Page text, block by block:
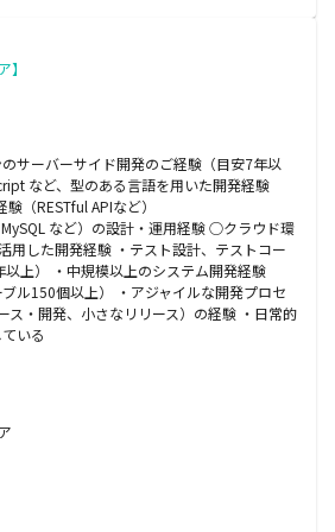
】
サーバーサイド開発のご経験（目安7年以
など、型のある言語を用いた開発経験
（RESTful APIなど）
など）の設計・運用経験 ○クラウド環
用した開発経験 ・テスト設計、テストコー
以上） ・中規模以上のシステム開発経験
ブル150個以上） ・アジャイルな開発プロセ
ス・開発、小さなリリース）の経験 ・日常的
いる